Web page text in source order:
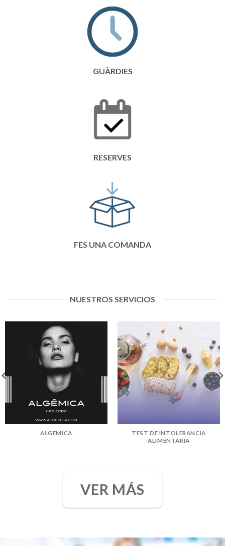
GUÀRDIES
RESERVES
FES UNA COMANDA
NUESTROS SERVICIOS
ALGEMICA
TEST DE INTOLERANCIA
ALIMENTARIA
VER MÁS